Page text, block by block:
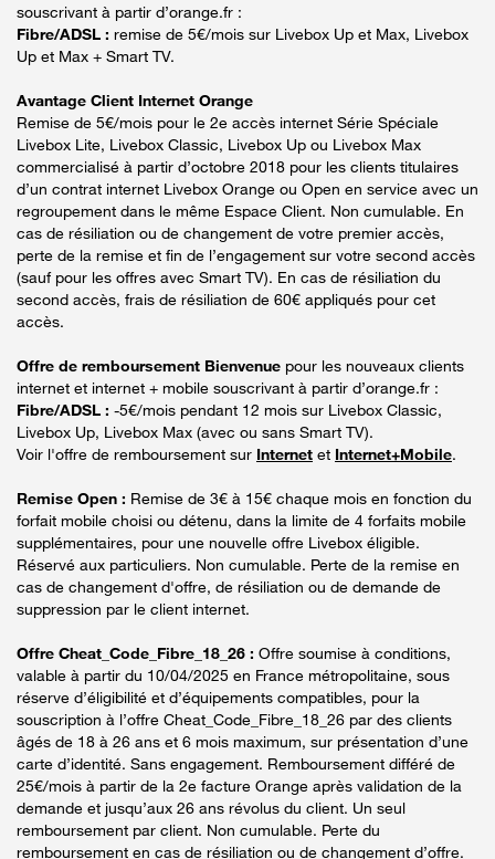
souscrivant à partir d’orange.fr :
Fibre/ADSL : remise de 5€/mois sur Livebox Up et Max, Livebox
Up et Max + Smart TV.
Avantage Client Internet Orange
Remise de 5€/mois pour le 2e accès internet Série Spéciale
Livebox Lite, Livebox Classic, Livebox Up ou Livebox Max
commercialisé à partir d’octobre 2018 pour les clients titulaires
d’un contrat internet Livebox Orange ou Open en service avec un
regroupement dans le même Espace Client. Non cumulable. En
cas de résiliation ou de changement de votre premier accès,
perte de la remise et fin de l’engagement sur votre second accès
(sauf pour les offres avec Smart TV). En cas de résiliation du
second accès, frais de résiliation de 60€ appliqués pour cet
accès.
Offre de remboursement Bienvenue pour les nouveaux clients
internet et internet + mobile souscrivant à partir d’orange.fr :
Fibre/ADSL : -5€/mois pendant 12 mois sur Livebox Classic,
Livebox Up, Livebox Max (avec ou sans Smart TV).
Voir l'offre de remboursement sur Internet et Internet+Mobile.
Remise Open : Remise de 3€ à 15€ chaque mois en fonction du
forfait mobile choisi ou détenu, dans la limite de 4 forfaits mobile
supplémentaires, pour une nouvelle offre Livebox éligible.
Réservé aux particuliers. Non cumulable. Perte de la remise en
cas de changement d'offre, de résiliation ou de demande de
suppression par le client internet.
Offre Cheat_Code_Fibre_18_26 : Offre soumise à conditions,
valable à partir du 10/04/2025 en France métropolitaine, sous
réserve d’éligibilité et d’équipements compatibles, pour la
souscription à l’offre Cheat_Code_Fibre_18_26 par des clients
âgés de 18 à 26 ans et 6 mois maximum, sur présentation d’une
carte d’identité. Sans engagement. Remboursement différé de
25€/mois à partir de la 2e facture Orange après validation de la
demande et jusqu’aux 26 ans révolus du client. Un seul
remboursement par client. Non cumulable. Perte du
remboursement en cas de résiliation ou de changement d’offre.